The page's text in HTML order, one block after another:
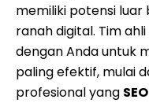
memiliki potensi
ranah digital. Tim
dengan Anda untuk
paling efektif, mulai
profesional yang